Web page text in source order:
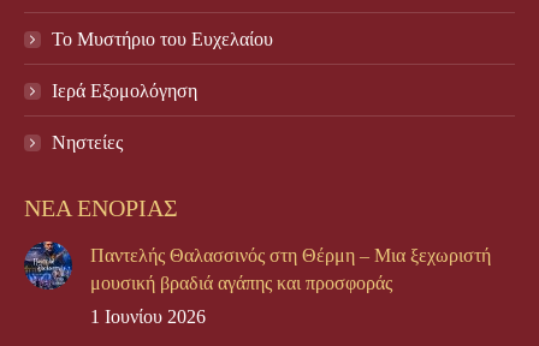
Το Mυστήριο του Eυχελαίου
Ιερά Εξομολόγηση
Νηστείες
ΝΕΑ ΕΝΟΡΙΑΣ
Παντελής Θαλασσινός στη Θέρμη – Μια ξεχωριστή
μουσική βραδιά αγάπης και προσφοράς
1 Ιουνίου 2026